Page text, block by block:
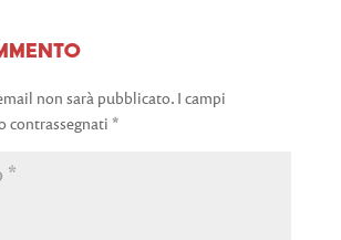
non sarà pubblicato. I campi
contrassegnati *